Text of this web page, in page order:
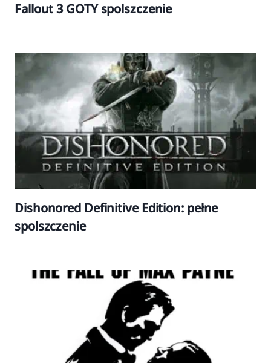
Fallout 3 GOTY spolszczenie
Dishonored Definitive Edition: pełne
spolszczenie